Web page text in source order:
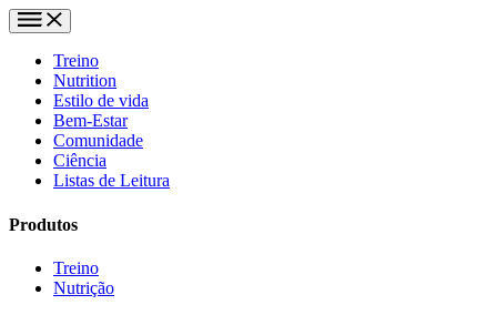
Treino
Nutrition
Estilo de vida
Bem-Estar
Comunidade
Ciência
Listas de Leitura
Produtos
Treino
Nutrição